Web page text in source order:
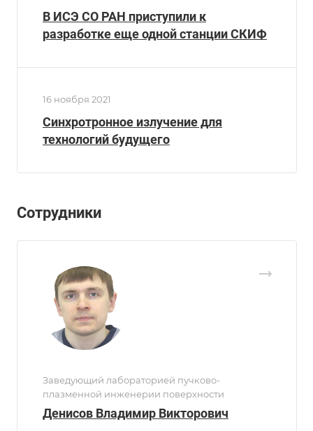
В ИСЭ СО РАН приступили к
разработке еще одной станции СКИФ
16 ноября 2021
Синхротронное излучение для
технологий будущего
Сотрудники
Заведующий лабораторией пучково-
плазменной инженерии поверхности
Денисов Владимир Викторович